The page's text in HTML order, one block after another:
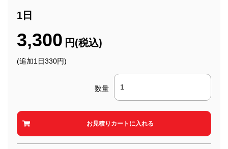
1日
3,300 円(税込)
(追加1日330円)
数量